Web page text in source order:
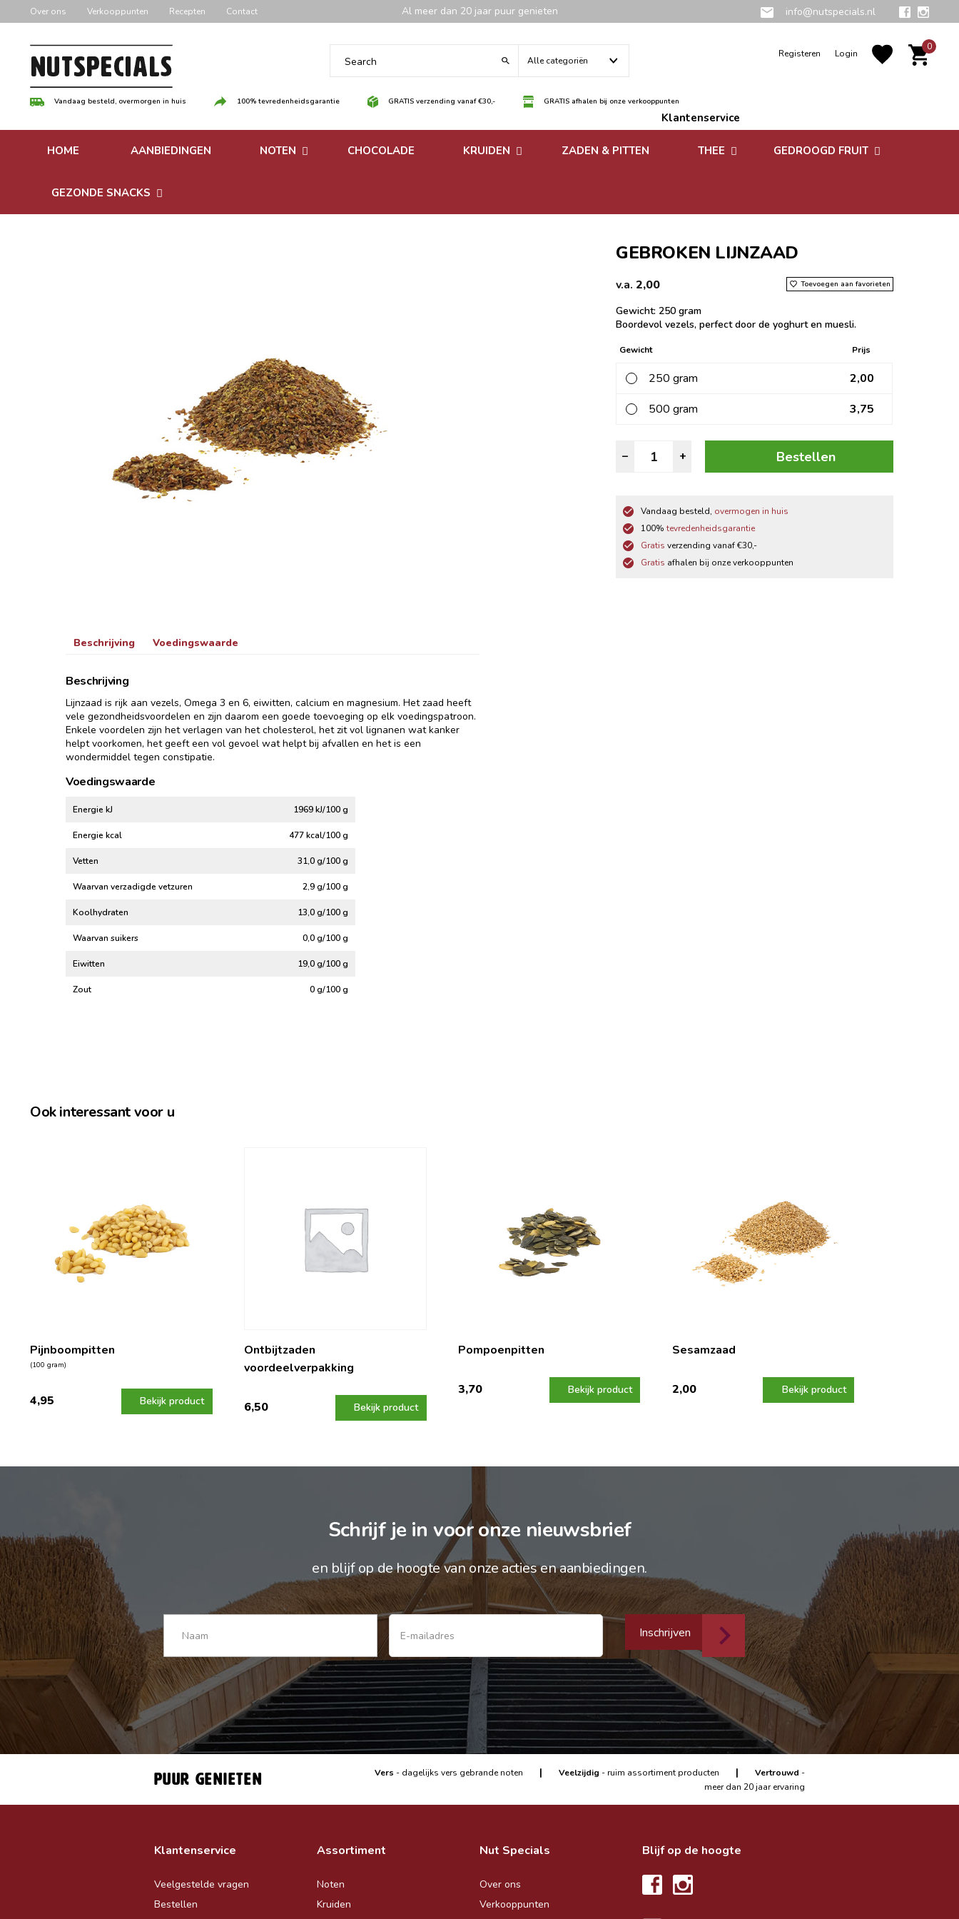
naar
inhoud
Over ons Verkooppunten Recepten Contact Al meer dan 20 jaar puur genieten info@nutspecials.nl
Alle categoriën
0
Registeren Login
Vandaag besteld, overmorgen in huis 100% tevredenheidsgarantie GRATIS verzending vanaf €30,- GRATIS afhalen bij onze verkooppunten
Klantenservice
HOME AANBIEDINGEN NOTEN
Ongebrande noten
CHOCOLADE KRUIDEN
Kruidenmixen zonder
ZADEN & PITTEN THEE
Kruidenthee
Rooibos thee
Witte thee
GEDROOGD FRUIT
Superfoods
GEZONDE SNACKS
GEBROKEN LIJNZAAD
v.a. 2,00 Toevoegen aan favorieten
Gewicht: 250 gram
Boordevol vezels, perfect door de yoghurt en muesli.
Gewicht Prijs
250 gram
500 gram
2,00
3,75
–
Gebroken
Lijnzaad
+ Bestellen
Vandaag besteld, overmogen in huis
100%tevredenheidsgarantie
Gratis verzending vanaf €30,-
Gratis afhalen bij onze verkooppunten
Beschrijving Voedingswaarde
Beschrijving
Lijnzaad is rijk aan vezels, Omega 3 en 6, eiwitten, calcium en magnesium. Het zaad heeft
vele gezondheidsvoordelen en zijn daarom een goede toevoeging op elk voedingspatroon.
Enkele voordelen zijn het verlagen van het cholesterol, het zit vol lignanen wat kanker
helpt voorkomen, het geeft een vol gevoel wat helpt bij afvallen en het is een
wondermiddel tegen constipatie.
Voedingswaarde
Energie kJ 1969 kJ/100 g
Energie kcal 477 kcal/100 g
Vetten 31,0 g/100 g
Waarvan verzadigde vetzuren 2,9 g/100 g
Koolhydraten 13,0 g/100 g
Waarvan suikers 0,0 g/100 g
Eiwitten 19,0 g/100 g
Zout 0 g/100 g
Ook interessant voor u
Pijnboompitten
(100 gram)
4,95 Bekijk product
Ontbijtzaden
voordeelverpakking
6,50 Bekijk product
Pompoenpitten
3,70 Bekijk product
Sesamzaad
2,00 Bekijk product
Schrijf je in voor onze nieuwsbrief
en blijf op de hoogte van onze acties en aanbiedingen.
Inschrijven
Puur genieten Vers - dagelijks vers gebrande noten | Veelzijdig - ruim assortiment producten | Vertrouwd -
meer dan 20 jaar ervaring
Klantenservice
Veelgestelde vragen
Bestellen
Assortiment
Noten
Kruiden
Nut Specials
Over ons
Verkooppunten
Blijf op de hoogte